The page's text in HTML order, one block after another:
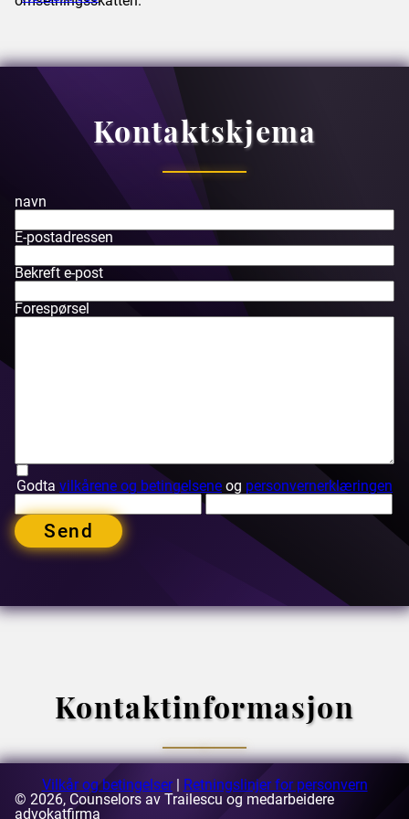
Kontaktskjema
navn
E-postadressen
Bekreft e-post
Forespørsel
Godta vilkårene og betingelsene og personvernerklæringen
Send
Kontaktinformasjon
E-postadressen:
Vilkår og betingelser| Retningslinjer for personvern
© 2026, Counselors av Trailescu og medarbeidere
advokatfirma